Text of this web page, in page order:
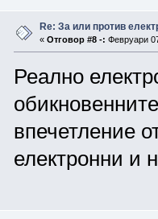
Re: За или против
« Отговор #8 -: Февруари
Реално
впечетление
електронни и